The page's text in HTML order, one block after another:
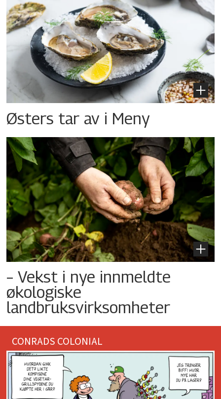
Østers tar av i Meny
– Vekst i nye innmeldte
økologiske
landbruksvirksomheter
CONRADS COLONIAL